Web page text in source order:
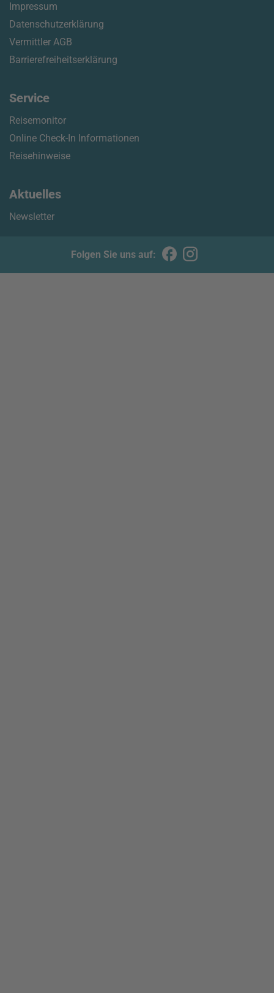
Impressum
Datenschutzerklärung
Vermittler AGB
Barrierefreiheitserklärung
Service
Reisemonitor
Online Check-In Informationen
Reisehinweise
Aktuelles
Newsletter
Folgen Sie uns auf: